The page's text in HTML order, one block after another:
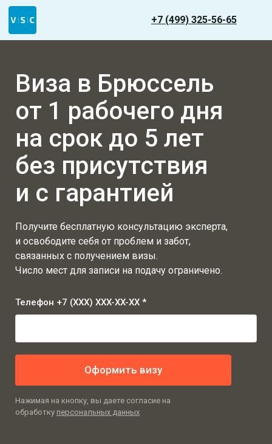
+7 (499) 325-56-65
Виза в Брюссель
от 1 рабочего дня
на срок до 5 лет
без присутствия
и с гарантией
Получите бесплатную консультацию эксперта,
и освободите себя от проблем и забот,
связанных с получением визы.
Число мест для записи на подачу ограничено.
Телефон +7 (XXX) XXX-XX-XX *
Оформить визу
Нажимая на кнопку, вы даете согласие на
обработку персональных данных